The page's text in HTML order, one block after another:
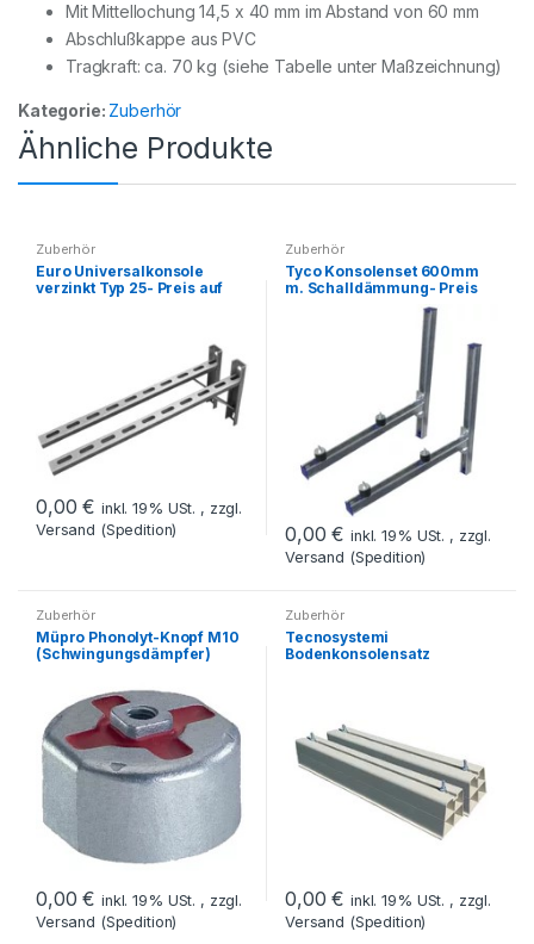
Mit Mittellochung 14,5 x 40 mm im Abstand von 60 mm
Abschlußkappe aus PVC
Tragkraft: ca. 70 kg (siehe Tabelle unter Maßzeichnung)
Kategorie: Zuberhör
Ähnliche Produkte
Zuberhör
Euro Universalkonsole
verzinkt Typ 25- Preis auf
0,00€ inkl. 19% USt. , zzgl.
Versand (Spedition)
Zuberhör
Tyco Konsolenset 600mm
m. Schalldämmung- Preis
0,00€ inkl. 19% USt. , zzgl.
Versand (Spedition)
Zuberhör
Müpro Phonolyt-Knopf M10
(Schwingungsdämpfer)
0,00€ inkl. 19% USt. , zzgl.
Versand (Spedition)
Zuberhör
Tecnosystemi
Bodenkonsolensatz
0,00€ inkl. 19% USt. , zzgl.
Versand (Spedition)